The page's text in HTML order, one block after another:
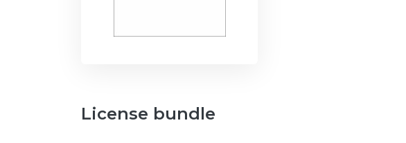
License bundle